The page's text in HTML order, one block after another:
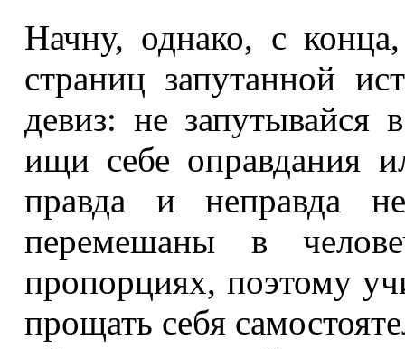
Начну, однако, с
страниц запутанной
девиз: не запутывайся
ищи себе оправдания
правда и неправда
перемешаны в
пропорциях, поэтому
прощать себя